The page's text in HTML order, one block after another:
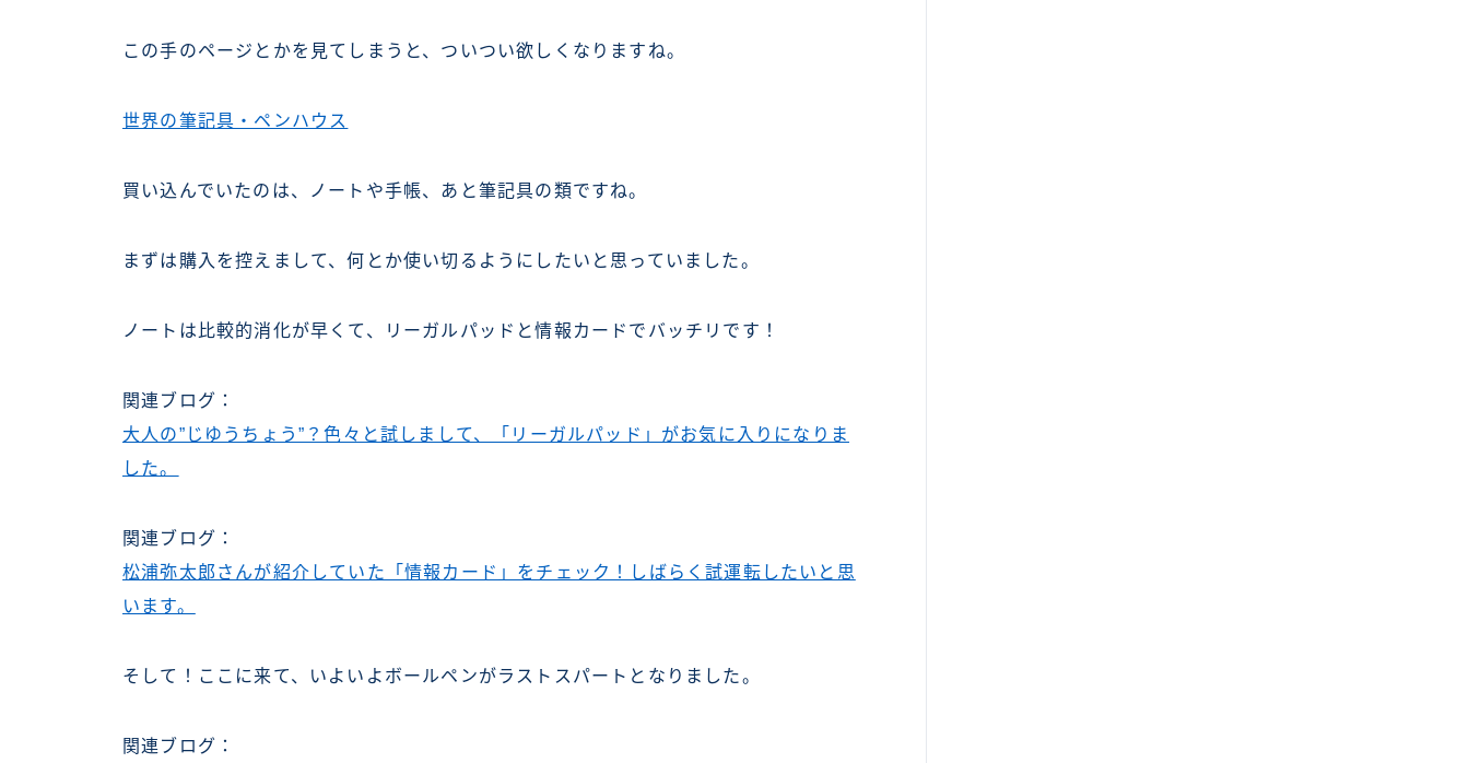
この手のページとかを見てしまうと、ついつい欲しくなりますね。
世界の筆記具・ペンハウス
買い込んでいたのは、ノートや手帳、あと筆記具の類ですね。
まずは購入を控えまして、何とか使い切るようにしたいと思っていました。
ノートは比較的消化が早くて、リーガルパッドと情報カードでバッチリです！
関連ブログ：
大人の”じゆうちょう”？色々と試しまして、「リーガルパッド」がお気に入りになりま
した。
関連ブログ：
松浦弥太郎さんが紹介していた「情報カード」をチェック！しばらく試運転したいと思
います。
そして！ここに来て、いよいよボールペンがラストスパートとなりました。
関連ブログ：